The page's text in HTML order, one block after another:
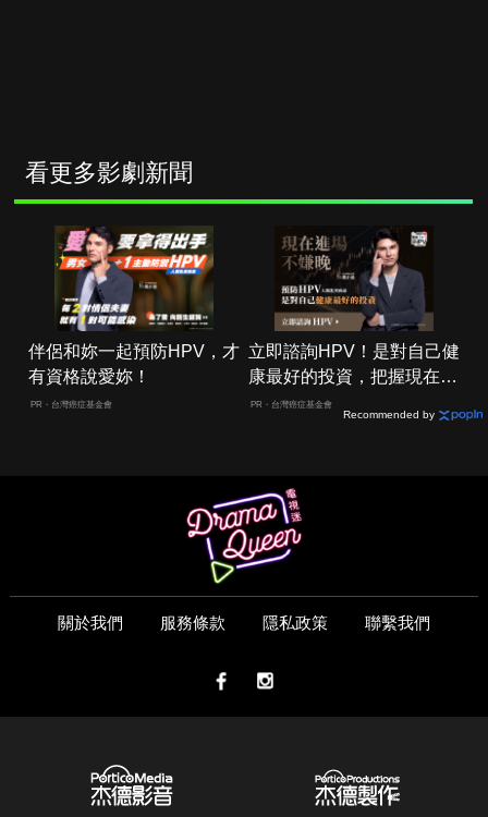
看更多影劇新聞
伴侶和妳一起預防HPV，才
有資格說愛妳！
PR・台灣癌症基金會
立即諮詢HPV！是對自己健
康最好的投資，把握現在不
嫌晚！
PR・台灣癌症基金會
Recommended by
關於我們 服務條款 隱私政策 聯繫我們